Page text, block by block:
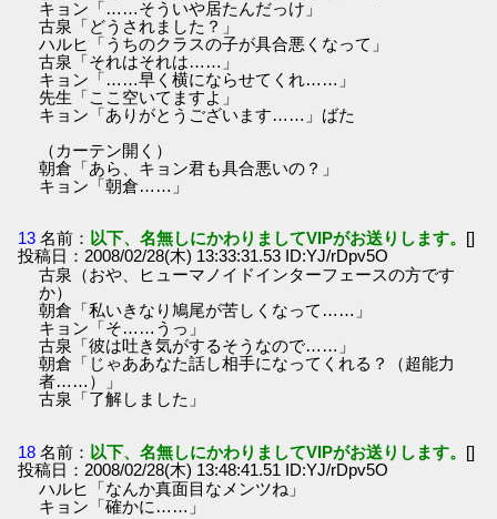
キョン「……そういや居たんだっけ」
古泉「どうされました？」
ハルヒ「うちのクラスの子が具合悪くなって」
古泉「それはそれは……」
キョン「……早く横にならせてくれ……」
先生「ここ空いてますよ」
キョン「ありがとうございます……」ばた
（カーテン開く）
朝倉「あら、キョン君も具合悪いの？」
キョン「朝倉……」
13 名前： 以下、名無しにかわりましてVIPがお送りします。 []
投稿日：2008/02/28(木) 13:33:31.53 ID:YJ/rDpv5O
古泉（おや、ヒューマノイドインターフェースの方です
か）
朝倉「私いきなり鳩尾が苦しくなって……」
キョン「そ……うっ」
古泉「彼は吐き気がするそうなので……」
朝倉「じゃああなた話し相手になってくれる？（超能力
者……）」
古泉「了解しました」
18 名前： 以下、名無しにかわりましてVIPがお送りします。 []
投稿日：2008/02/28(木) 13:48:41.51 ID:YJ/rDpv5O
ハルヒ「なんか真面目なメンツね」
キョン「確かに……」